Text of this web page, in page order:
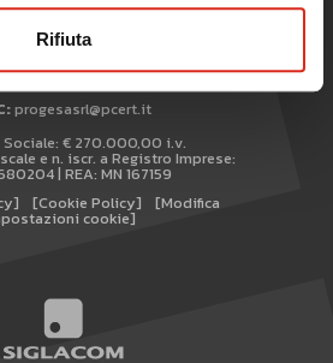
Rifiuta
Via Giotto, 3 20145 Milano
+39 0376 384898
progesasrl@pcert.it
€ 270.000,00 i.v.
e n. iscr. a Registro Imprese:
| REA: MN 167159
[Cookie Policy] [Modifica
cookie]